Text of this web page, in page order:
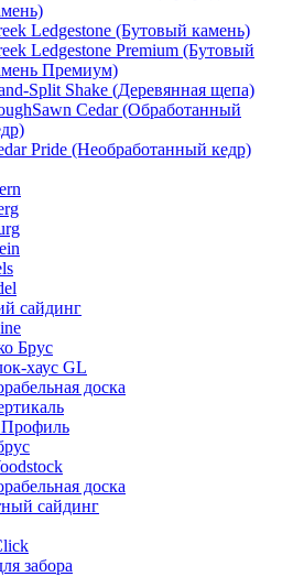
Ledgestone (Бутовый камень)
Ledgestone Premium (Бутовый
Премиум)
Split Shake (Деревянная щепа)
Cedar (Обработанный
Pride (Необработанный кедр)
сайдинг
Брус
хаус GL
доска
доска
сайдинг
забора